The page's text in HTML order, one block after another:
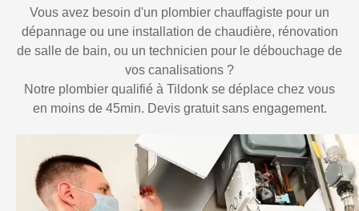
Vous avez besoin d'un plombier chauffagiste pour un
dépannage ou une installation de chaudière, rénovation
de salle de bain, ou un technicien pour le débouchage de
vos canalisations ?
Notre plombier qualifié à Tildonk se déplace chez vous
en moins de 45min. Devis gratuit sans engagement.